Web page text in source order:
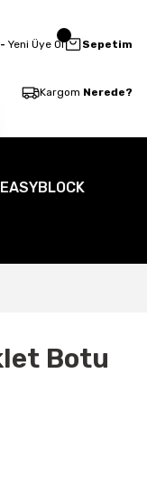
Yeni Üye Ol Sepetim
Kargom Nerede?
EASYBLOCK
Botu